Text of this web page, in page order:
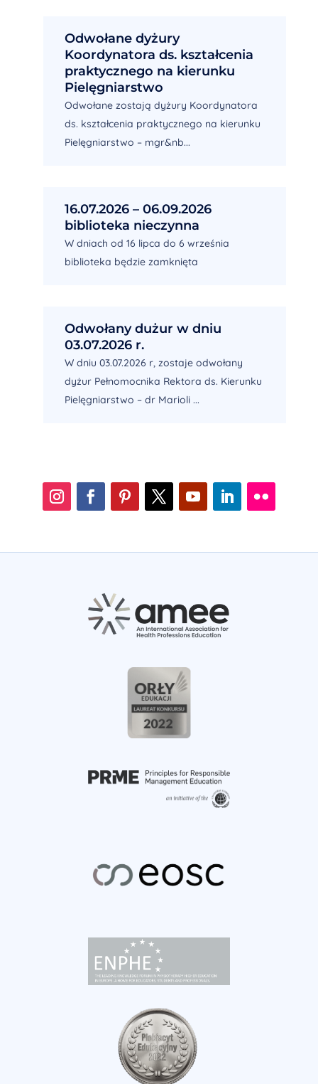
Odwołane dyżury
Koordynatora ds. kształcenia
praktycznego na kierunku
Pielęgniarstwo
Odwołane zostają dyżury Koordynatora
ds. kształcenia praktycznego na kierunku
Pielęgniarstwo – mgr&nb...
16.07.2026 – 06.09.2026
biblioteka nieczynna
W dniach od 16 lipca do 6 września
biblioteka będzie zamknięta
Odwołany dużur w dniu
03.07.2026 r.
W dniu 03.07.2026 r, zostaje odwołany
dyżur Pełnomocnika Rektora ds. Kierunku
Pielęgniarstwo – dr Marioli ...